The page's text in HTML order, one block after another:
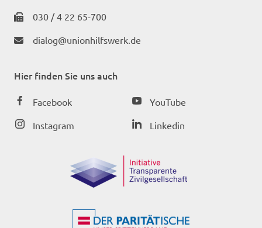
030 / 4 22 65-700
dialog@unionhilfswerk.de
Hier finden Sie uns auch
Facebook
Instagram
YouTube
Linkedin